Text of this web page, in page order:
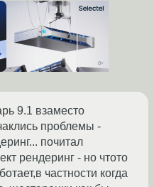
9.1 взаместо
проблемы -
почитал
рендеринг - но чтото
частности когда